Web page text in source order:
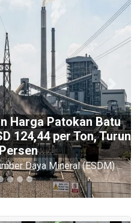
Harga Patokan Batu
124,44 per Ton, Turun
Daya Mineral (ESDM) ...
Next